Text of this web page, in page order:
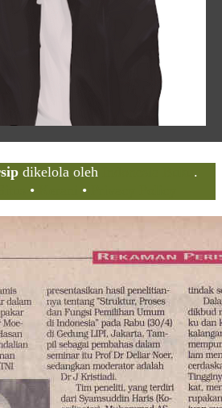
dikelola oleh
.
• •